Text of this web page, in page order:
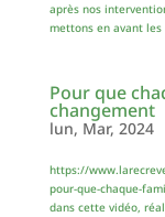
après nos
mettons en avant les
Pour que
changement
lun, Mar, 2024
https://
pour-que-chaque-
dans cette vidéo,